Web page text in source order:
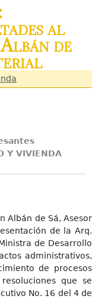
al
de
Y VIVIENDA
Albán de Sá, Asesor
de la Arq.
de Desarrollo
administrativos,
de procesos
que se
No. 16 del 4 de